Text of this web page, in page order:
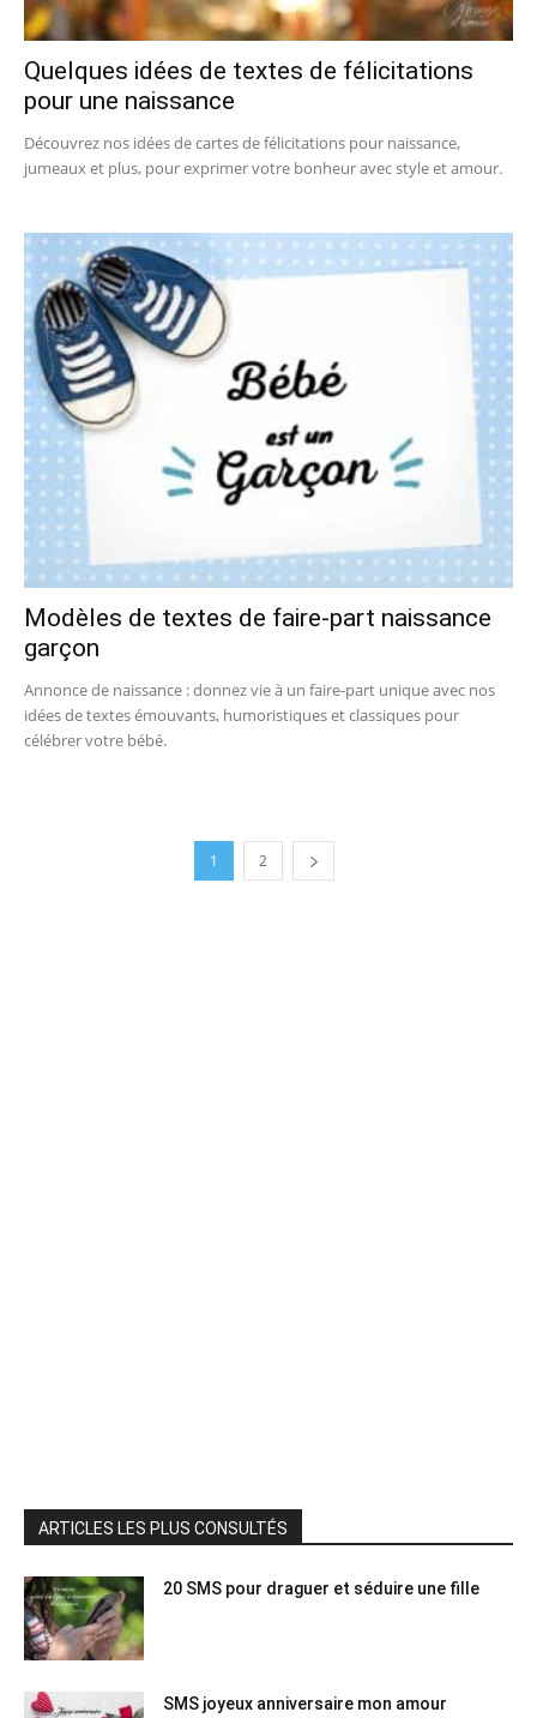
Quelques idées de textes de félicitations
pour une naissance
Découvrez nos idées de cartes de félicitations pour naissance,
jumeaux et plus, pour exprimer votre bonheur avec style et amour.
Modèles de textes de faire-part naissance
garçon
Annonce de naissance : donnez vie à un faire-part unique avec nos
idées de textes émouvants, humoristiques et classiques pour
célébrer votre bébé.
1 2
ARTICLES LES PLUS CONSULTÉS
20 SMS pour draguer et séduire une fille
SMS joyeux anniversaire mon amour